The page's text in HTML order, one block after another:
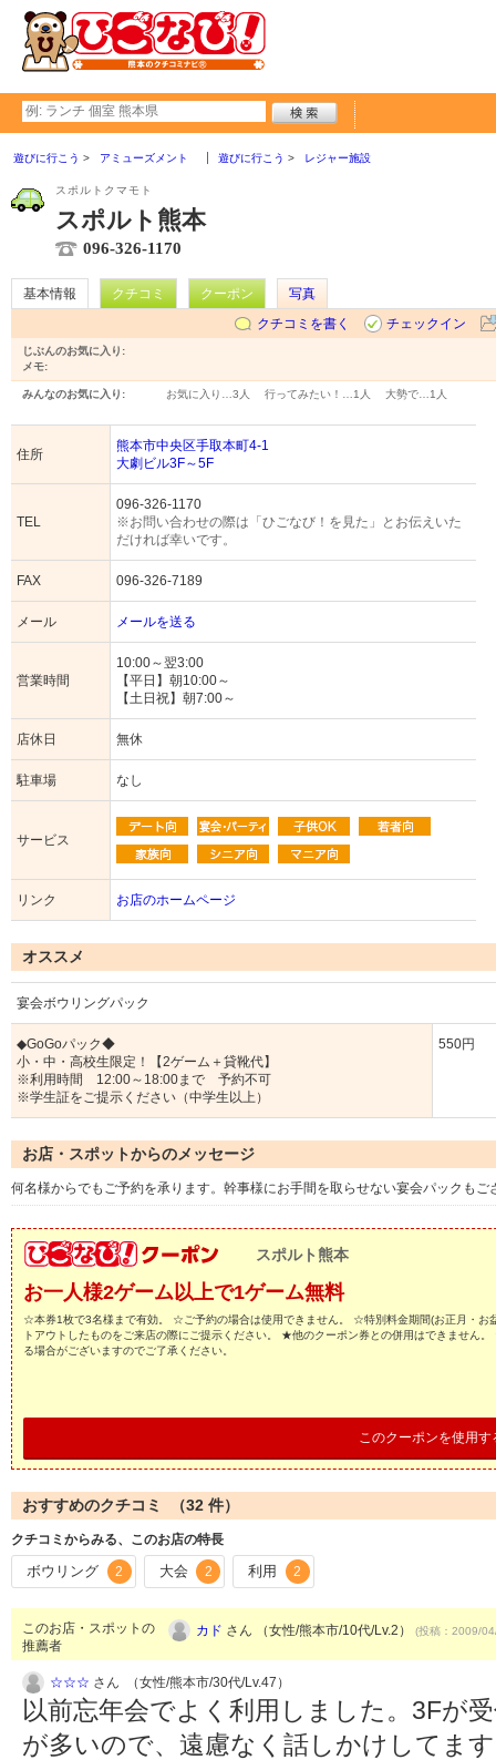
遊びに行こう アミューズメント 遊びに行こう レジャー施設
スポルトクマモト
スポルト熊本
096-326-1170
基本情報 クチコミ クーポン
写真
クチコミを書く
チェックイン
じぶんのお気に入り:
メモ:
みんなのお気に入り: お気に入り… 3人 行ってみたい！… 1人 大勢で… 1人
住所
熊本市中央区手取本町4-1
大劇ビル3F～5F
TEL
096-326-1170
※お問い合わせの際は「ひごなび！を見た」とお伝えいた
だければ幸いです。
FAX 096-326-7189
メール メールを送る
営業時間
10:00～翌3:00
【平日】朝10:00～
【土日祝】朝7:00～
店休日 無休
駐車場 なし
サービス
リンク お店のホームページ
オススメ
宴会ボウリングパック
◆GoGoパック◆
小・中・高校生限定！【2ゲーム＋貸靴代】
※利用時間 12:00～18:00まで 予約不可
※学生証をご提示ください（中学生以上）
550円
お店・スポットからのメッセージ
何名様からでもご予約を承ります。幹事様にお手間を取らせない宴会パックも
スポルト熊本
お一人様2ゲーム以上で1ゲーム無料
☆本券1枚で3名様まで有効。 ☆ご予約の場合は使用できません。 ☆特別料金期間(お正月・お
トアウトしたものをご来店の際にご提示ください。 ★他のクーポン券との併用はできません
る場合がございますのでご了承ください。
このクーポンを使用す
おすすめのクチコミ （32 件）
クチコミからみる、このお店の特長
ボウリング 2 大会 2 利用 2
このお店・スポットの
推薦者
カド さん （女性/熊本市/10代/Lv.2） (投稿：2009/
☆☆☆ さん （女性/熊本市/30代/Lv.47）
以前忘年会でよく利用しました。3Fが
が多いので、遠慮なく話しかけしてま